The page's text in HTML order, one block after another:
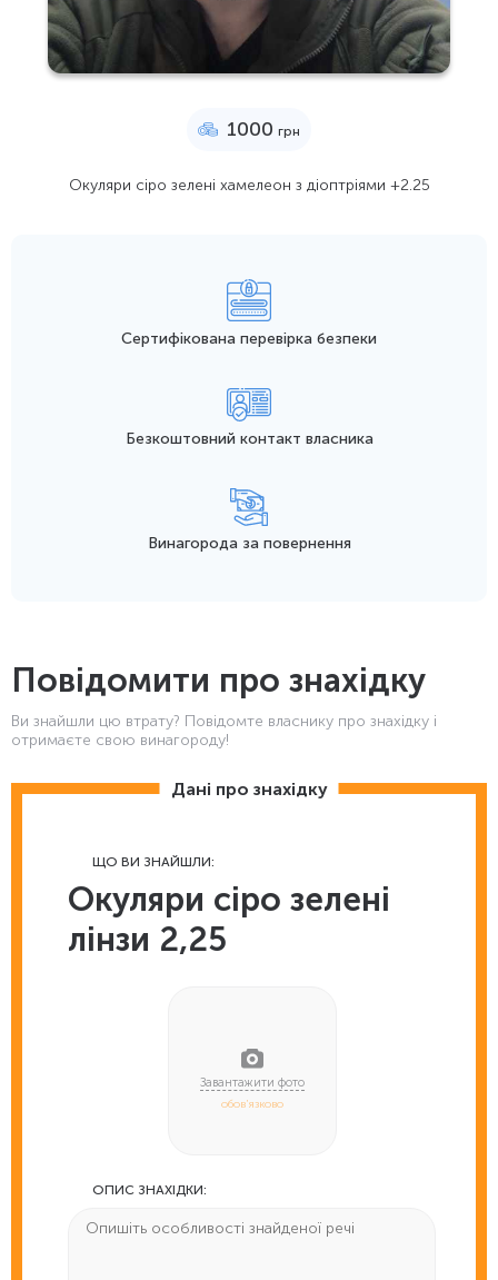
1000 грн
Окуляри сіро зелені хамелеон з діоптріями +2.25
Сертифікована перевірка безпеки
Безкоштовний контакт власника
Винагорода за повернення
Повідомити про знахідку
Ви знайшли цю втрату? Повідомте власнику про знахідку і
отримаєте свою винагороду!
Дані про знахідку
ЩО ВИ ЗНАЙШЛИ:
Окуляри сіро зелені
лінзи 2,25
обов'язково
ОПИС ЗНАХІДКИ: